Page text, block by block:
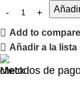
Add to compare
Añadir a la lista
Metodos de